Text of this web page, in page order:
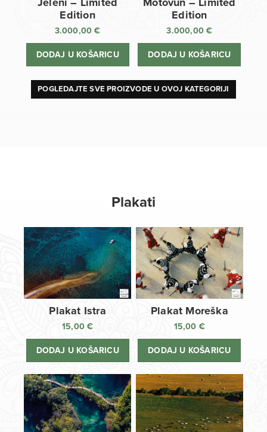
Edition
3.000,00€
DODAJ U KOŠARICU
Edition
3.000,00€
DODAJ U KOŠARICU
POGLEDAJTE SVE PROIZVODE U OVOJ KATEGORIJI
Plakati
Plakat Istra
15,00€
DODAJ U KOŠARICU
Plakat Moreška
15,00 €
DODAJ U KOŠARICU